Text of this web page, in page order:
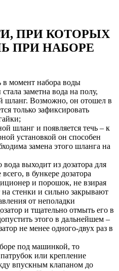
ПРИ КОТОРЫХ
ПРИ НАБОРЕ
в момент набора воды
заметна вода на полу,
шланг. Возможно, он отошел в
только зафиксировать
шланг и появляется течь – к
установкой он способен
замена этого шланга на
вода выходит из дозатора для
в бункере дозатора
и порошок, не взирая
стенки и сильно закрывают
от неполадки
и тщательно отмыть его в
этого в дальнейшем –
не менее одного-двух раз в
под машинкой, то
или крепление
впускным клапаном до